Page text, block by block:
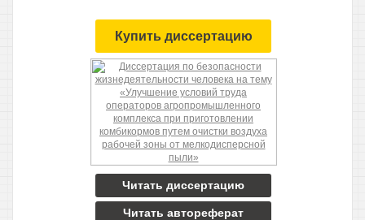
Купить диссертацию
Читать диссертацию
Читать автореферат